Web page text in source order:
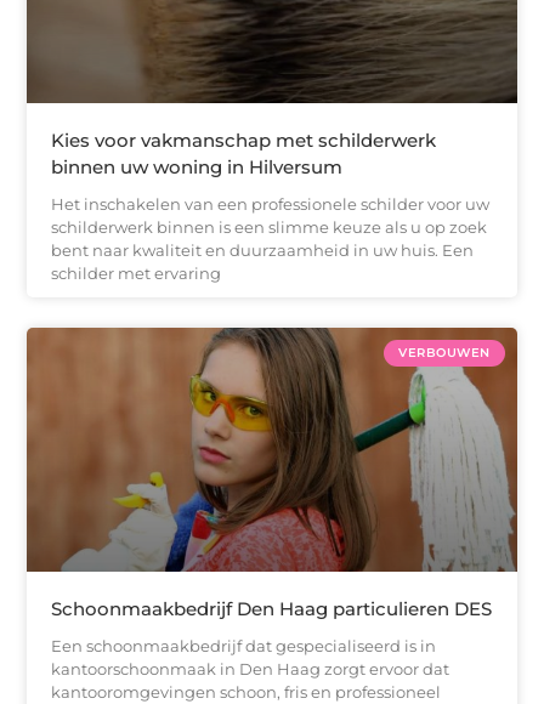
Kies voor vakmanschap met schilderwerk
binnen uw woning in Hilversum
Het inschakelen van een professionele schilder voor uw
schilderwerk binnen is een slimme keuze als u op zoek
bent naar kwaliteit en duurzaamheid in uw huis. Een
schilder met ervaring
VERBOUWEN
Schoonmaakbedrijf Den Haag particulieren DES
Een schoonmaakbedrijf dat gespecialiseerd is in
kantoorschoonmaak in Den Haag zorgt ervoor dat
kantooromgevingen schoon, fris en professioneel